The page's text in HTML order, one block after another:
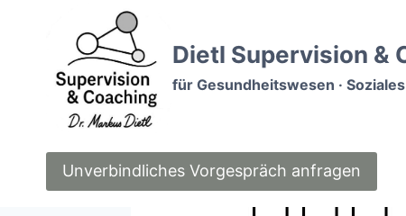
Dietl Supervision &
für Gesundheitswesen ·
Unverbindliches Vorgespräch anfragen